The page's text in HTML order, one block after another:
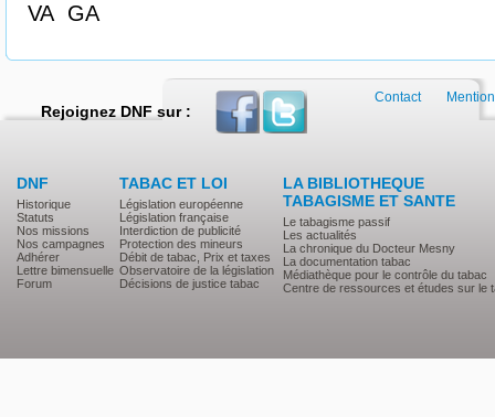
VA GA
Rejoignez DNF sur :
DNF
Historique
Statuts
Nos missions
Nos campagnes
Adhérer
Lettre bimensuelle
Forum
TABAC ET LOI
Législation européenne
Législation française
Interdiction de publicité
Protection des mineurs
Débit de tabac, Prix et taxes
Observatoire de la législation
Décisions de justice tabac
LA BIBLIOTHEQUE
TABAGISME ET SANTE
Le tabagisme passif
Les actualités
La chronique du Docteur Mesny
La documentation tabac
Médiathèque pour le contrôle du tabac
Centre de ressources et études sur le
Contact